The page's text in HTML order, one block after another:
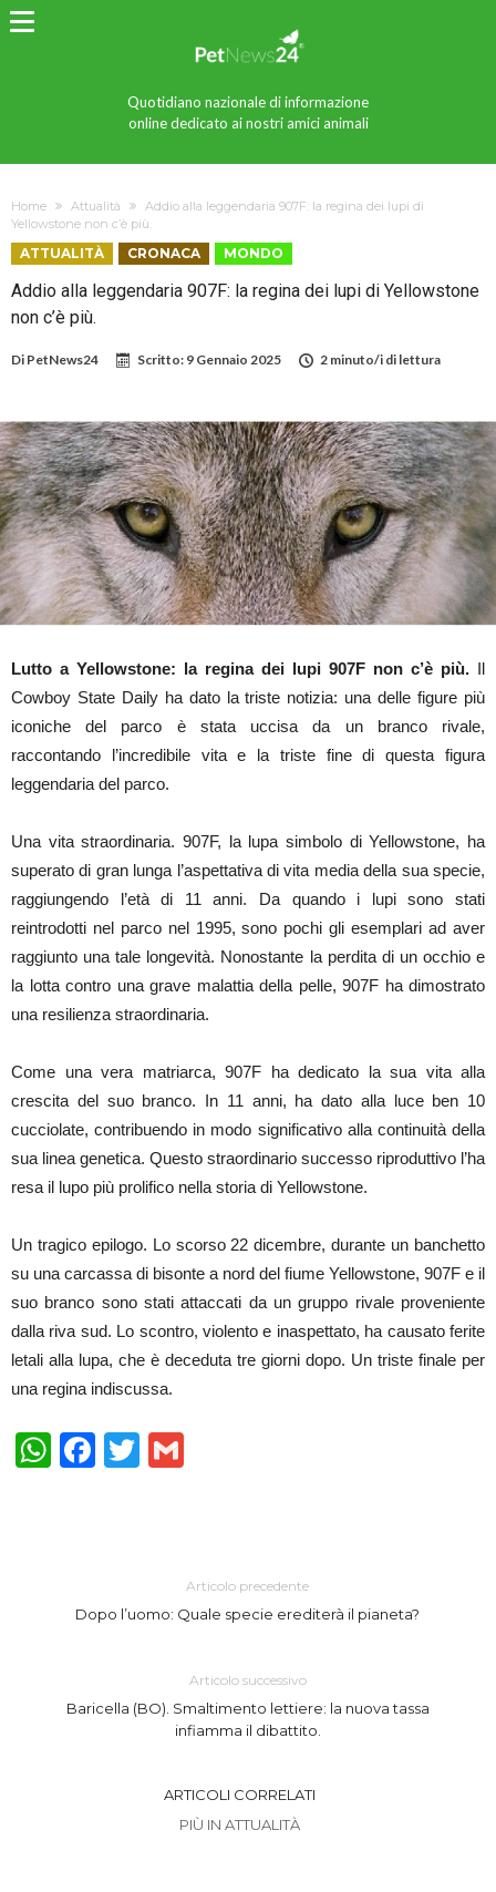
Quotidiano nazionale di informazione
online dedicato ai nostri amici animali
Home Attualità
Addio alla leggendaria 907F: la regina dei lupi di
Yellowstone non c’è più.
ATTUALITÀ CRONACA MONDO
Addio alla leggendaria 907F: la regina dei lupi di Yellowstone
non c’è più.
Di PetNews24 Scritto: 9 Gennaio 2025 2 minuto/i di lettura
Lutto a Yellowstone: la regina dei lupi 907F non c’è più. Il
Cowboy State Daily ha dato la triste notizia: una delle figure più
iconiche del parco è stata uccisa da un branco rivale,
raccontando l’incredibile vita e la triste fine di questa figura
leggendaria del parco.
Una vita straordinaria. 907F, la lupa simbolo di Yellowstone, ha
superato di gran lunga l’aspettativa di vita media della sua specie,
raggiungendo l’età di 11 anni. Da quando i lupi sono stati
reintrodotti nel parco nel 1995, sono pochi gli esemplari ad aver
raggiunto una tale longevità. Nonostante la perdita di un occhio e
la lotta contro una grave malattia della pelle, 907F ha dimostrato
una resilienza straordinaria.
Come una vera matriarca, 907F ha dedicato la sua vita alla
crescita del suo branco. In 11 anni, ha dato alla luce ben 10
cucciolate, contribuendo in modo significativo alla continuità della
sua linea genetica. Questo straordinario successo riproduttivo l’ha
resa il lupo più prolifico nella storia di Yellowstone.
Un tragico epilogo. Lo scorso 22 dicembre, durante un banchetto
su una carcassa di bisonte a nord del fiume Yellowstone, 907F e il
suo branco sono stati attaccati da un gruppo rivale proveniente
dalla riva sud. Lo scontro, violento e inaspettato, ha causato ferite
letali alla lupa, che è deceduta tre giorni dopo. Un triste finale per
una regina indiscussa.
WhatsApp
Facebook
Twitter
Articolo precedente
Dopo l’uomo: Quale specie erediterà il pianeta?
Articolo successivo
Baricella (BO). Smaltimento lettiere: la nuova tassa
infiamma il dibattito.
ARTICOLI CORRELATI
PIÙ IN ATTUALITÀ